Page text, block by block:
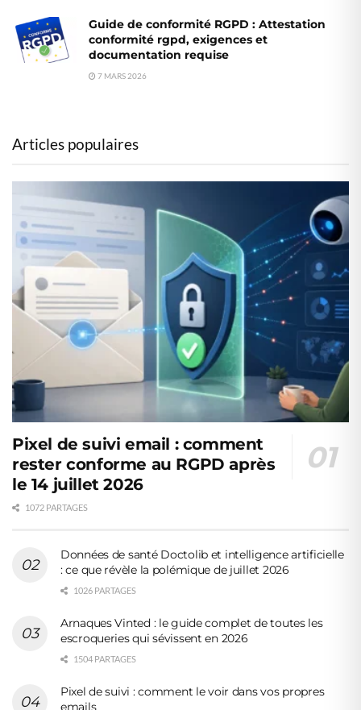
Guide de conformité RGPD : Attestation
conformité rgpd, exigences et
documentation requise
7 MARS 2026
Articles populaires
Pixel de suivi email : comment
rester conforme au RGPD après
le 14 juillet 2026
1072 PARTAGES
Données de santé Doctolib et intelligence artificielle
: ce que révèle la polémique de juillet 2026
1026 PARTAGES
Arnaques Vinted : le guide complet de toutes les
escroqueries qui sévissent en 2026
1504 PARTAGES
Pixel de suivi : comment le voir dans vos propres
emails